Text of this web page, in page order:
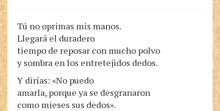
Tú no oprimas mis manos.
Llegará el duradero
tiempo de reposar con mucho polvo
y sombra en los entretejidos dedos.
Y dirías: «No puedo
amarla, porque ya se desgranaron
como mieses sus dedos».